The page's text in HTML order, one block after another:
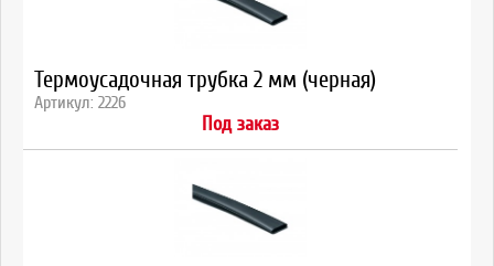
Термоусадочная трубка 2 мм (черная)
Артикул: 2226
Под заказ